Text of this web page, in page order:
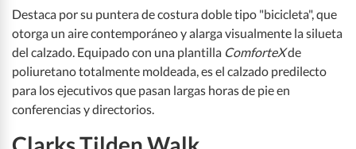
Destaca por su puntera de costura doble tipo "bicicleta", que
otorga un aire contemporáneo y alarga visualmente la silueta
del calzado. Equipado con una plantilla ComforteXde
poliuretano totalmente moldeada, es el calzado predilecto
para los ejecutivos que pasan largas horas de pie en
conferencias y directorios.